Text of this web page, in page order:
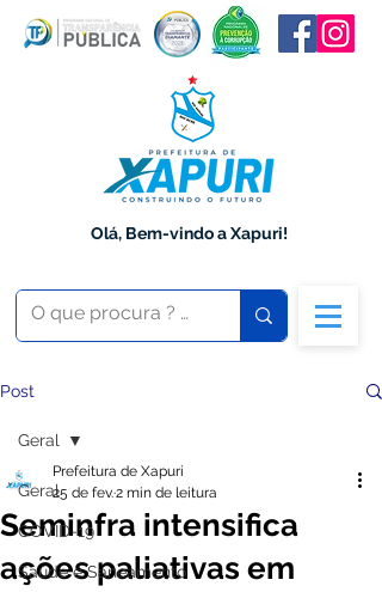
Olá, Bem-vindo a Xapuri!
Post
Geral
COVID-19
Saúde e Saneamento
Geral
Seminfra intensifica
ações paliativas em
Prefeitura de Xapuri
25 de fev.2 min de leitura